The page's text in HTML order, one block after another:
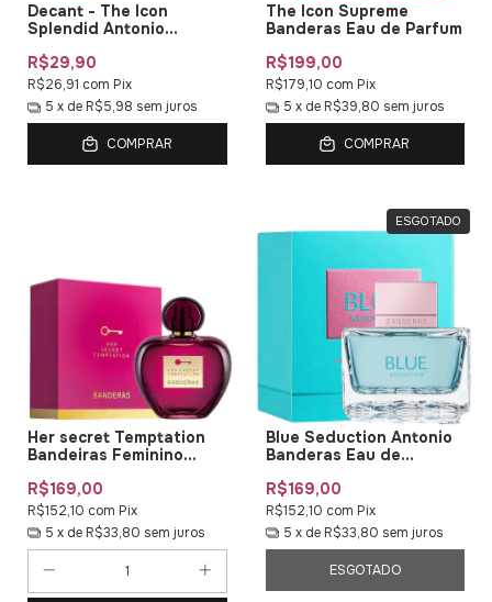
Decant - The Icon
Splendid Antonio
R$29,90
R$26,91 com Pix
5 x de R$5,98 sem juros
COMPRAR
The Icon Supreme
Banderas Eau de Parfum
R$199,00
R$179,10 com Pix
5 x de R$39,80 sem juros
COMPRAR
Her secret Temptation
Bandeiras Feminino
R$169,00
R$152,10 com Pix
5 x de R$33,80 sem juros
ESGOTADO
Blue Seduction Antonio
Banderas Eau de
R$169,00
R$152,10 com Pix
5 x de R$33,80 sem juros
ESGOTADO